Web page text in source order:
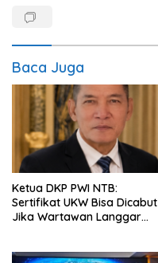
Baca Juga
Ketua DKP PWI NTB:
Sertifikat UKW Bisa Dicabut
Jika Wartawan Langgar